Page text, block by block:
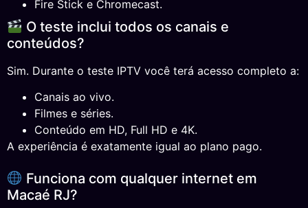
Fire Stick e Chromecast.
O teste inclui todos os canais e
conteúdos?
Sim. Durante o teste IPTV você terá acesso completo a:
Canais ao vivo.
Filmes e séries.
Conteúdo em HD, Full HD e 4K.
A experiência é exatamente igual ao plano pago.
Funciona com qualquer internet em
Macaé RJ?